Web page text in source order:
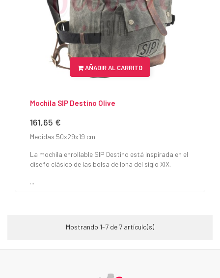
AÑADIR AL CARRITO
Mochila SIP Destino Olive
Precio
161,65 €
Medidas 50x29x19 cm
La mochila enrollable SIP Destino está inspirada en el
diseño clásico de las bolsa de lona del siglo XIX.
...
Mostrando 1-7 de 7 artículo(s)